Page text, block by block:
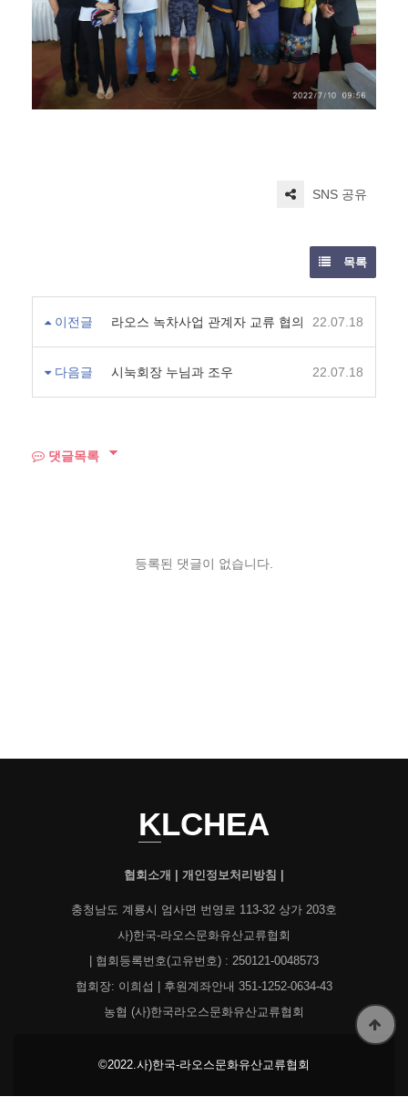
SNS 공유
목록
이전글 라오스 녹차사업 관계자 교류 협의 22.07.18
다음글 시눅회장 누님과 조우 22.07.18
댓글목록
등록된 댓글이 없습니다.
KLCHEA
협회소개 개인정보처리방침
충청남도 계룡시 엄사면 번영로 113-32 상가 203호
사)한국-라오스문화유산교류협회
| 협회등록번호(고유번호) : 250121-0048573
협회장: 이희섭 | 후원계좌안내 351-1252-0634-43
농협 (사)한국라오스문화유산교류협회
©2022.사)한국-라오스문화유산교류협회